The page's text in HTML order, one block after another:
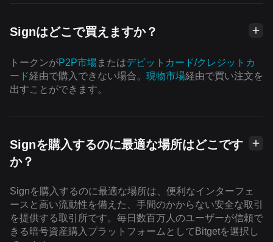
Signはどこで買えますか？
トークンがP2P市場またはデビットカード/クレジットカ
ード経由で購入できない場合。 現物市場経由で買い注文を
出すことができます。
Signを購入するのに最適な場所はどこです
か？
Signを購入するのに最適な場所は、便利なインターフェ
ースと高い流動性を備えた、手間のかからない安全な取引
を提供する取引所です。毎日数百万人のユーザーが信頼で
きる暗号資産購入プラットフォームとしてBitgetを選択し